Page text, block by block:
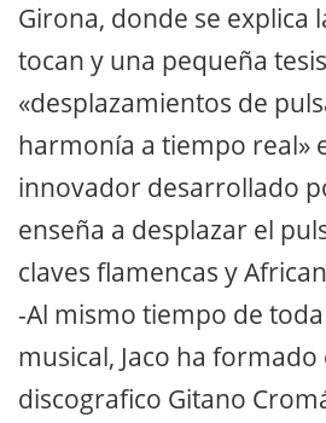
Girona, donde se explica
tocan y una pequeña
«desplazamientos de
harmonía a tiempo real»
innovador desarrollado
enseña a desplazar el
claves flamencas y
-Al mismo tiempo de
musical, Jaco ha formado
discografico Gitano